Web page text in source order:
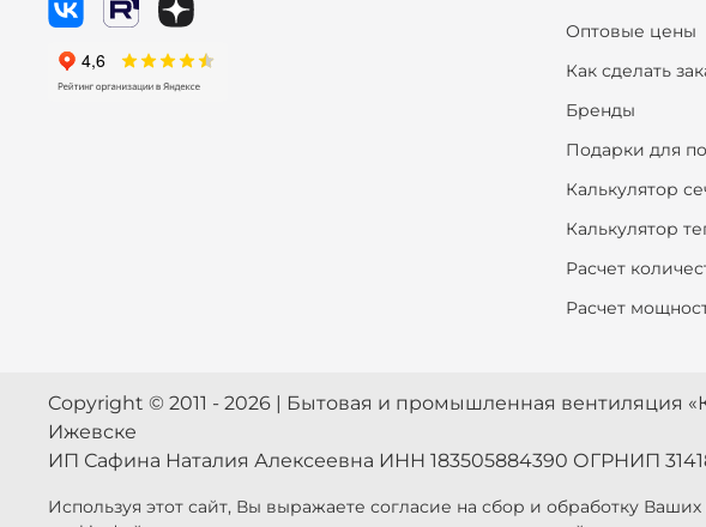
Оптовые цены
Как сделать
Бренды
Подарки для
Калькулятор
Калькулятор
Расчет
Расчет
Copyright © 2011 - 2026 | Бытовая и промышленная вентиляция
Ижевске
ИП Сафина Наталия Алексеевна ИНН 183505884390 ОГРНИП
Используя этот сайт, Вы выражаете согласие на сбор и обработку